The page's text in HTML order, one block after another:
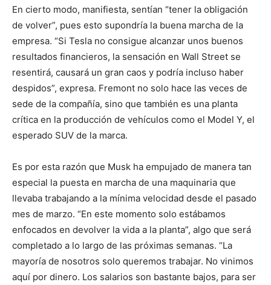
En cierto modo, manifiesta, sentían “tener la obligación
de volver”, pues esto supondría la buena marcha de la
empresa. “Si Tesla no consigue alcanzar unos buenos
resultados financieros, la sensación en Wall Street se
resentirá, causará un gran caos y podría incluso haber
despidos”, expresa. Fremont no solo hace las veces de
sede de la compañía, sino que también es una planta
crítica en la producción de vehículos como el Model Y, el
esperado SUV de la marca.
Es por esta razón que Musk ha empujado de manera tan
especial la puesta en marcha de una maquinaria que
llevaba trabajando a la mínima velocidad desde el pasado
mes de marzo. “En este momento solo estábamos
enfocados en devolver la vida a la planta”, algo que será
completado a lo largo de las próximas semanas. “La
mayoría de nosotros solo queremos trabajar. No vinimos
aquí por dinero. Los salarios son bastante bajos, para ser